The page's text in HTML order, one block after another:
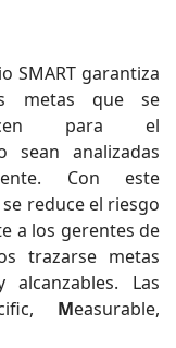
SMART garantiza
metas que se
para el
sean analizadas
Con este
reduce el riesgo
a los gerentes de
trazarse metas
alcanzables. Las
Measurable,